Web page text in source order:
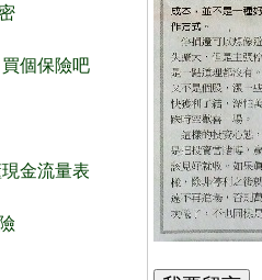
個保險吧
金流量表